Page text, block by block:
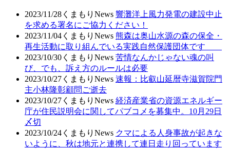
2023/11/28 くまもりNews 響灘洋上風力発電の建設中止
を求める署名にご協力ください！
2023/11/04 くまもりNews 熊森は奥山水源の森の保全・
再生活動に取り組んでいる実践自然保護団体です
2023/10/30 くまもりNews 苦情なんかじゃない魂の叫
び、でも、訴え方のルールは必要
2023/10/27 くまもりNews 速報：比叡山延暦寺滋賀院門
主小林隆彰顧問ご逝去
2023/10/27 くまもりNews 経済産業省の資源エネルギー
庁が住民説明会に関してパブコメを募集中。10月29日
〆切
2023/10/24 くまもりNews クマによる人身事故が起きな
いように、秋は地元と連携して連日走り回っています